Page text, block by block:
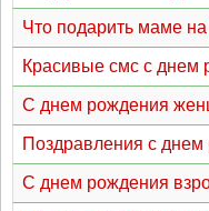
Что подарить маме
Красивые смс с днем
С днем рождения
Поздравления с
С днем рождения